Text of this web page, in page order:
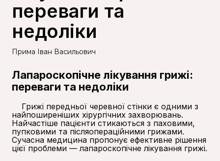
переваги та
недоліки
Прима Іван Васильович
Лапароскопічне лікування грижі:
переваги та недоліки
Грижі передньої черевної стінки є одними з
найпоширеніших хірургічних захворювань.
Найчастіше пацієнти стикаються з паховими,
пупковими та післяопераційними грижами.
Сучасна медицина пропонує ефективне рішення
цієї проблеми — лапароскопічне лікування грижі.